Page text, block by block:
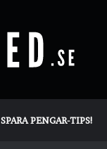
SPARA PENGAR-TIPS!